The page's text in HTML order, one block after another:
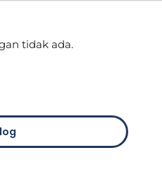
tidak ada.